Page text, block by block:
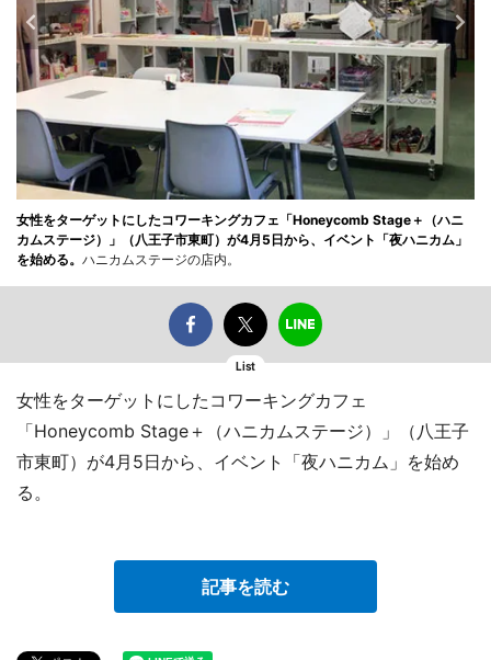
女性をターゲットにしたコワーキングカフェ「Honeycomb Stage＋（ハニ
カムステージ）」（八王子市東町）が4月5日から、イベント「夜ハニカム」
を始める。 ハニカムステージの店内。
List
女性をターゲットにしたコワーキングカフェ
「Honeycomb Stage＋（ハニカムステージ）」（八王子
市東町）が4月5日から、イベント「夜ハニカム」を始め
る。
記事を読む